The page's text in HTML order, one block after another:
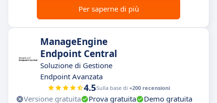
Per saperne di più
ManageEngine
Endpoint Central
Soluzione di Gestione
Endpoint Avanzata
4.5Sulla base di +200 recensioni
Versione gratuita Prova gratuita
Demo gratuita